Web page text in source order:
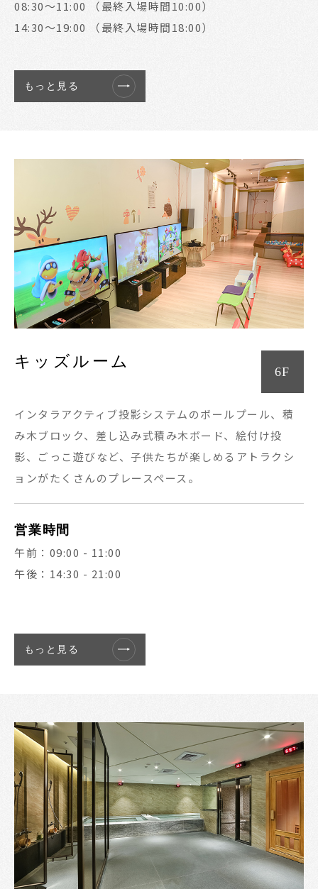
08:30～11:00 （最終入場時間10:00）
14:30～19:00 （最終入場時間18:00）
もっと見る
キッズルーム
6F
インタラアクティブ投影システムのボールプール、積
み木ブロック、差し込み式積み木ボード、絵付け投
影、ごっこ遊びなど、子供たちが楽しめるアトラクシ
ョンがたくさんのプレースペース。
営業時間
午前：09:00 - 11:00
午後：14:30 - 21:00
もっと見る